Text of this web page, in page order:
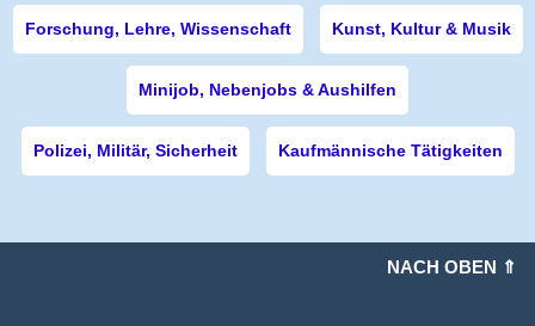
Forschung, Lehre, Wissenschaft Kunst, Kultur & Musik
Minijob, Nebenjobs & Aushilfen
Polizei, Militär, Sicherheit Kaufmännische Tätigkeiten
NACH OBEN ⇑